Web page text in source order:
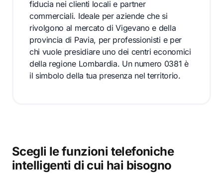
fiducia nei clienti locali e partner
commerciali. Ideale per aziende che si
rivolgono al mercato di Vigevano e della
provincia di Pavia, per professionisti e per
chi vuole presidiare uno dei centri economici
della regione Lombardia. Un numero 0381 è
il simbolo della tua presenza nel territorio.
Scegli le funzioni telefoniche
intelligenti di cui hai bisogno